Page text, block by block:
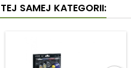
SAMEJ KATEGORII: